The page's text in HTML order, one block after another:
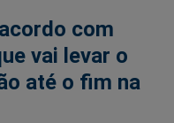
com
vai levar o
até o fim na